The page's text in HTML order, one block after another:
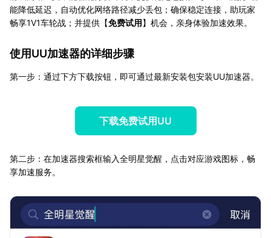
能降低延迟，自动优化网络路径减少丢包；确保稳定连接，助玩家
畅享1V1车轮战；并提供【免费试用】机会，亲身体验加速效果。
使用UU加速器的详细步骤
第一步：通过下方下载按钮，即可通过最新安装包安装UU加速器。
下载免费试用UU
第二步：在加速器搜索框输入全明星觉醒，点击对应游戏图标，畅
享加速服务。